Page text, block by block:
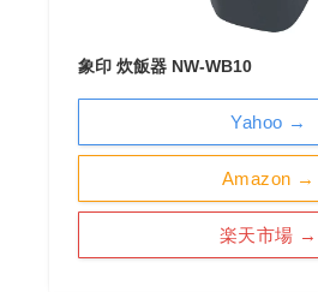
象印 炊飯器 NW-WB10
Amazon →
楽天市場 →
Yahoo →